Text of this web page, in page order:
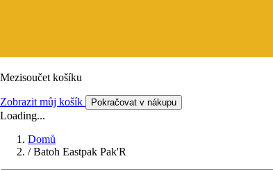
Mezisoučet košíku
Zobrazit můj košík Pokračovat v nákupu
Loading...
Domů
/ Batoh Eastpak Pak'R